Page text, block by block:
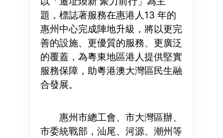
題，標誌著服務在惠港人13 年的
惠州中心完成陣地升級，將以更完
善的設施、更優質的服務、更廣泛
的覆蓋，為粵東地區港人提供堅實
服務保障，助粵港澳大灣區民生融
合發展。
惠州市總工會、市大灣區辦、
市委統戰部，汕尾、河源、潮州等